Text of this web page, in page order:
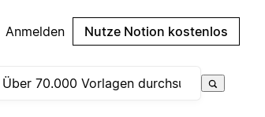
Anmelden Nutze Notion kostenlos